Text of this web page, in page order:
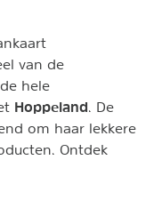
van de
hele
Hoppeland. De
om haar lekkere
Ontdek